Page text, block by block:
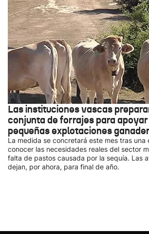
Las instituciones vascas
conjunta de forrajes para
pequeñas explotaciones
La medida se concretará este mes tras una
conocer las necesidades reales del sector
falta de pastos causada por la sequía. Las
dejan, por ahora, para final de año.